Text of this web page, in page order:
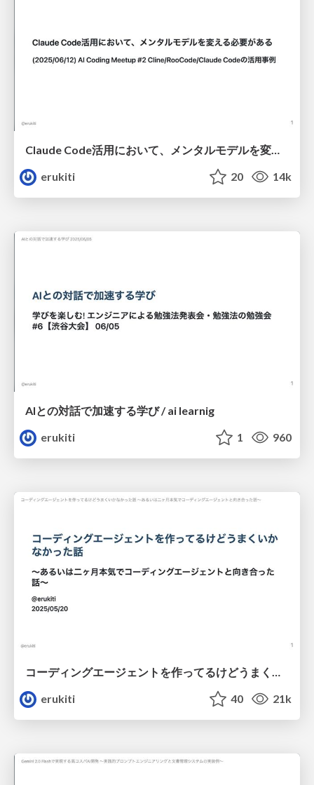
Claude Code活用において、メンタルモデルを変える必要がある / rethinking-claude-code-mental-models
erukiti
20 14k
AIとの対話で加速する学び / ai learnig
erukiti
1 960
コーディングエージェントを作ってるけどうまくいかなかった話 ～あるいは二ヶ月本気でコーディングエージェントと向き合った話～ / Two Month Agent Struggle
erukiti
40 21k